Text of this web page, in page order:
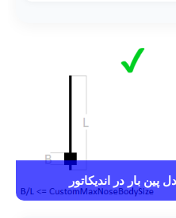
پین بار در اندیکاتور